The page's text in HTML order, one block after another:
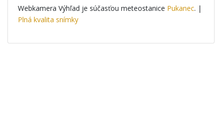
Webkamera Výhľad je súčasťou meteostanice Pukanec. |
Plná kvalita snímky